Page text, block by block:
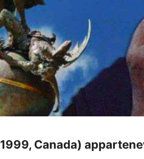
Canada)